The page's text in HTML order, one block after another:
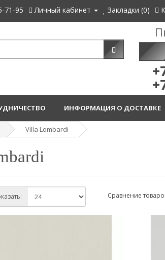
71-95 Личный кабинет Закладки (0)
ИНФОРМАЦИЯ О ДОСТАВКЕ
Villa Lombardi
Сравнение